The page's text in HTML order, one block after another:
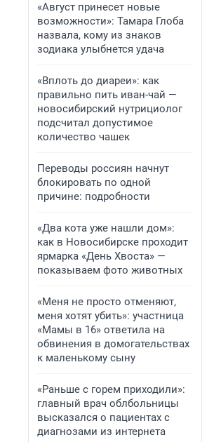
«Август принесет новые
возможности»: Тамара Глоба
назвала, кому из знаков
зодиака улыбнется удача
«Вплоть до диареи»: как
правильно пить иван-чай —
новосибирский нутрициолог
подсчитал допустимое
количество чашек
Переводы россиян начнут
блокировать по одной
причине: подробности
«Два кота уже нашли дом»:
как в Новосибирске проходит
ярмарка «День Хвоста» —
показываем фото животных
«Меня не просто отменяют,
меня хотят убить»: участница
«Мамы в 16» ответила на
обвинения в домогательствах
к маленькому сыну
«Раньше с горем приходили»:
главный врач облбольницы
высказался о пациентах с
диагнозами из интернета